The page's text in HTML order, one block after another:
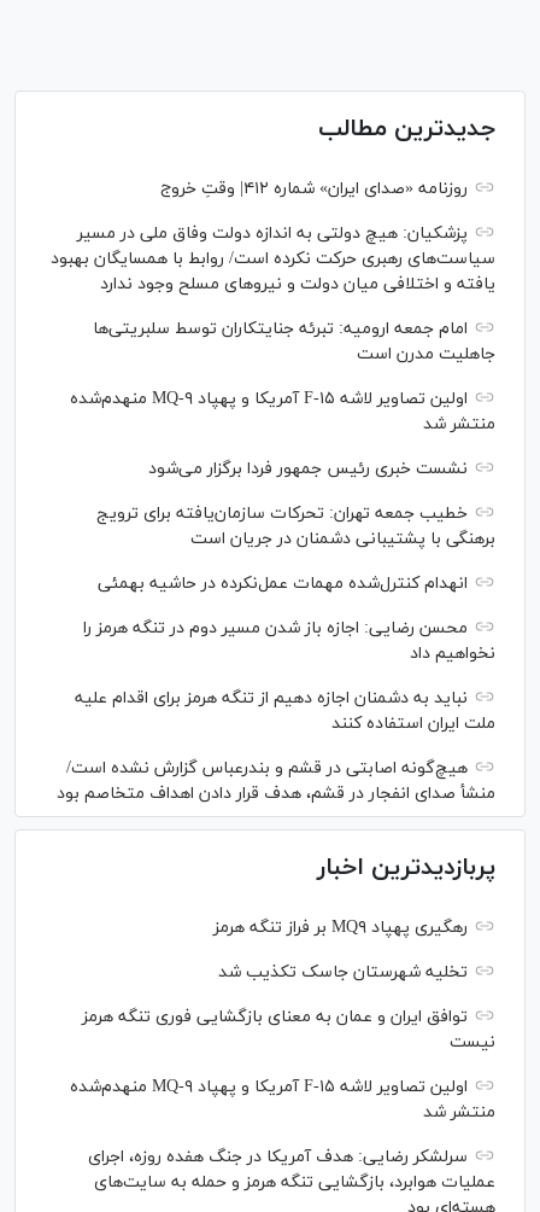
جدیدترین مطالب
روزنامه «صدای ایران» شماره ۴۱۲| وقتِ خروج
پزشکیان: هیچ دولتی به اندازه دولت وفاق ملی در مسیر
سیاست‌های رهبری حرکت نکرده است/ روابط با همسایگان بهبود
یافته و اختلافی میان دولت و نیروهای مسلح وجود ندارد
امام جمعه ارومیه: تبرئه جنایتکاران توسط سلبریتی‌ها
جاهلیت مدرن است
اولین تصاویر لاشه F-۱۵ آمریکا و پهپاد MQ-۹ منهدم‌شده
منتشر شد
نشست خبری رئیس‌ جمهور فردا برگزار می‌شود
خطیب جمعه تهران: تحرکات سازمان‌یافته برای ترویج
برهنگی با پشتیبانی دشمنان در جریان است
انهدام کنترل‌شده مهمات عمل‌نکرده در حاشیه بهمئی
محسن رضایی: اجازه باز شدن مسیر دوم در تنگه هرمز را
نخواهیم داد
نباید به دشمنان اجازه دهیم از تنگه هرمز برای اقدام علیه
ملت ایران استفاده کنند
هیچ‌گونه اصابتی در قشم و بندرعباس گزارش نشده است/
منشأ صدای انفجار در قشم، هدف قرار دادن اهداف متخاصم بود
پربازدیدترین اخبار
رهگیری پهپاد MQ۹ بر فراز تنگه هرمز
تخلیه شهرستان جاسک تکذیب شد
توافق ایران و عمان به معنای بازگشایی فوری تنگه هرمز
نیست
اولین تصاویر لاشه F-۱۵ آمریکا و پهپاد MQ-۹ منهدم‌شده
منتشر شد
سرلشکر رضایی: هدف آمریکا در جنگ هفده روزه، اجرای
عملیات هوابرد، بازگشایی تنگه هرمز و حمله به سایت‌های
هسته‌ای بود